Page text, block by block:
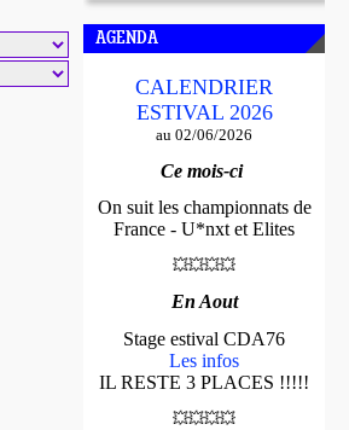
AGENDA
CALENDRIER
ESTIVAL 2026
au 02/06/2026
Ce mois-ci
On suit les championnats de
France - U*nxt et Elites
💥💥💥💥
En Aout
Stage estival CDA76
Les infos
IL RESTE 3 PLACES !!!!!
💥💥💥💥